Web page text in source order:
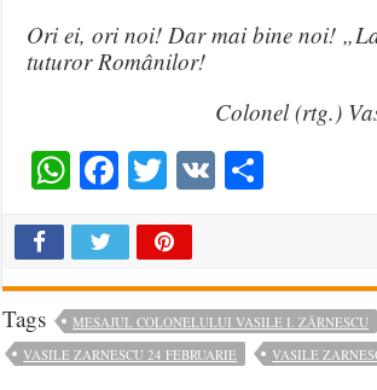
Ori ei, ori noi! Dar mai bine noi!
tuturor Românilor!
Colonel (rtg.)
WhatsApp
Facebook
Twitter
VK
Tags
MESAJUL COLONELULUI VASILE I. ZĂRNESCU
VASILE ZARNESCU 24 FEBRUARIE
VASILE